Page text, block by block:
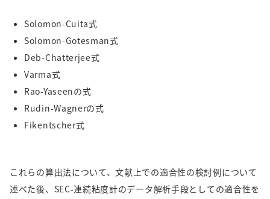
Solomon-Cuita式
Solomon-Gotesman式
Deb-Chatterjee式
Varma式
Rao-Yaseenの式
Rudin-Wagnerの式
Fikentscher式
これらの算出法について、文献上での適合性の検討例について
述べた後、SEC-連続粘度計のデータ解析手段としての適合性を